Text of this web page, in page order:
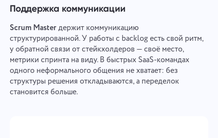
Поддержка коммуникации
Scrum Masterдержит коммуникацию
структурированной. У работы с backlog есть свой ритм,
у обратной связи от стейкхолдеров — своё место,
метрики спринта на виду. В быстрых SaaS-командах
одного неформального общения не хватает: без
структуры решения откладываются, а переделок
становится больше.Сообщить об ошибке
Свяжись с нами
Сообщить об ошибке
Предложите вашу функцию